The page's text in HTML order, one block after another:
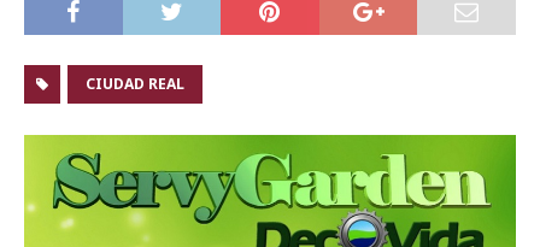
CIUDAD REAL